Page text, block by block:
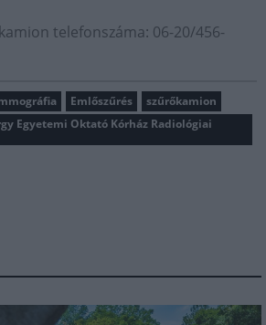
telefonszáma: 06-20/456-
Emlőszűrés
szűrőkamion
Egyetemi Oktató Kórház Radiológiai